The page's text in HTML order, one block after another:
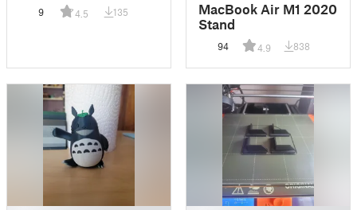
9 4.5 135
MacBook Air M1 2020
Stand
94 4.9 838